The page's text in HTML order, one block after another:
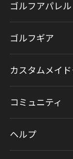
ゴルフアパレル
ゴルフギア
カスタムメイ
コミュニティ
ヘルプ